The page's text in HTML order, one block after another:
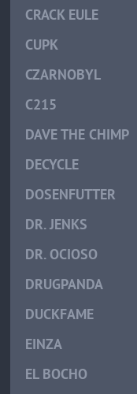
CRACK EULE
CUPK
CZARNOBYL
C215
DAVE THE CHIMP
DECYCLE
DOSENFUTTER
DR. JENKS
DR. OCIOSO
DRUGPANDA
DUCKFAME
EINZA
EL BOCHO